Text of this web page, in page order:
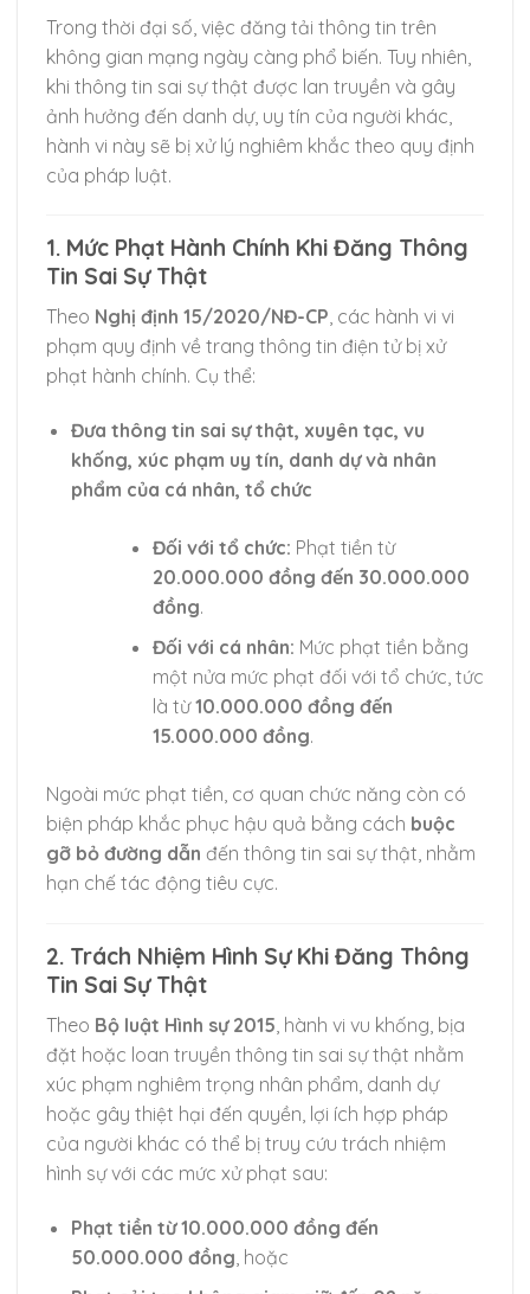
Trong thời đại số, việc đăng tải thông tin trên
không gian mạng ngày càng phổ biến. Tuy nhiên,
khi thông tin sai sự thật được lan truyền và gây
ảnh hưởng đến danh dự, uy tín của người khác,
hành vi này sẽ bị xử lý nghiêm khắc theo quy định
của pháp luật.
1. Mức Phạt Hành Chính Khi Đăng Thông
Tin Sai Sự Thật
Theo Nghị định 15/2020/NĐ-CP, các hành vi vi
phạm quy định về trang thông tin điện tử bị xử
phạt hành chính. Cụ thể:
Đưa thông tin sai sự thật, xuyên tạc, vu
khống, xúc phạm uy tín, danh dự và nhân
phẩm của cá nhân, tổ chức
Đối với tổ chức: Phạt tiền từ
20.000.000 đồng đến 30.000.000
đồng.
Đối với cá nhân: Mức phạt tiền bằng
một nửa mức phạt đối với tổ chức, tức
là từ10.000.000 đồng đến
15.000.000 đồng.
Ngoài mức phạt tiền, cơ quan chức năng còn có
biện pháp khắc phục hậu quả bằng cách buộc
gỡ bỏ đường dẫn đến thông tin sai sự thật, nhằm
hạn chế tác động tiêu cực.
2. Trách Nhiệm Hình Sự Khi Đăng Thông
Tin Sai Sự Thật
Theo Bộ luật Hình sự 2015 , hành vi vu khống, bịa
đặt hoặc loan truyền thông tin sai sự thật nhằm
xúc phạm nghiêm trọng nhân phẩm, danh dự
hoặc gây thiệt hại đến quyền, lợi ích hợp pháp
của người khác có thể bị truy cứu trách nhiệm
hình sự với các mức xử phạt sau:
Phạt tiền từ 10.000.000 đồng đến
50.000.000 đồng , hoặc